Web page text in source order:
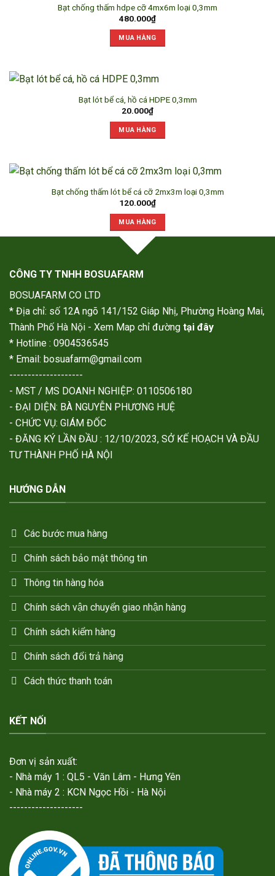
Bạt chống thấm hdpe cỡ 4mx6m loại 0,3mm
480.000₫
MUA HÀNG
Bạt lót bể cá, hồ cá HDPE 0,3mm
20.000₫
MUA HÀNG
Bạt chống thấm lót bể cá cỡ 2mx3m loại 0,3mm
120.000₫
MUA HÀNG
CÔNG TY TNHH BOSUAFARM
BOSUAFARM CO LTD
* Địa chỉ: số 12A ngõ 141/152 Giáp Nhị, Phường Hoàng Mai,
Thành Phố Hà Nội - Xem Map chỉ đường tại đây
* Hotline : 0904536545
* Email: bosuafarm@gmail.com
--------------------
- MST / MS DOANH NGHIỆP: 0110506180
- ĐẠI DIỆN: BÀ NGUYỄN PHƯƠNG HUỆ
- CHỨC VỤ: GIÁM ĐỐC
- ĐĂNG KÝ LẦN ĐẦU : 12/10/2023, SỞ KẾ HOẠCH VÀ ĐẦU
TƯ THÀNH PHỐ HÀ NỘI
HƯỚNG DẪN
Các bước mua hàng
Chính sách bảo mật thông tin
Thông tin hàng hóa
Chính sách vận chuyển giao nhận hàng
Chính sách kiểm hàng
Chính sách đổi trả hàng
Cách thức thanh toán
KẾT NỐI
Đơn vị sản xuất:
- Nhà máy 1 : QL5 - Văn Lâm - Hưng Yên
- Nhà máy 2 : KCN Ngọc Hồi - Hà Nội
--------------------